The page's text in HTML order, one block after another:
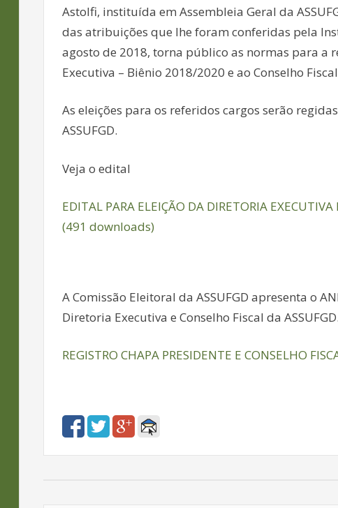
Astolfi, instituída em Assembleia Geral da
das atribuições que lhe foram conferidas pela
agosto de 2018, torna público as normas para a
Executiva – Biênio 2018/2020 e ao Conselho
As eleições para os referidos cargos serão
ASSUFGD.
Veja o edital
EDITAL PARA ELEIÇÃO DA DIRETORIA
(491 downloads)
A Comissão Eleitoral da ASSUFGD apresenta o
Diretoria Executiva e Conselho Fiscal da ASSUFGD.
REGISTRO CHAPA PRESIDENTE E CONSELHO